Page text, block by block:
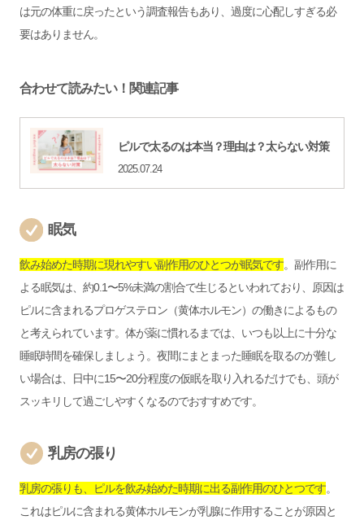
は元の体重に戻ったという調査報告もあり、過度に心配しすぎる必
要はありません。
合わせて読みたい！関連記事
ピルで太るのは本当？理由は？太らない対策
2025.07.24
眠気
飲み始めた時期に現れやすい副作用のひとつが眠気です。副作用に
よる眠気は、約0.1〜5%未満の割合で生じるといわれており、原因は
ピルに含まれるプロゲステロン（黄体ホルモン）の働きによるもの
と考えられています。体が薬に慣れるまでは、いつも以上に十分な
睡眠時間を確保しましょう。夜間にまとまった睡眠を取るのが難し
い場合は、日中に15〜20分程度の仮眠を取り入れるだけでも、頭が
スッキリして過ごしやすくなるのでおすすめです。
乳房の張り
乳房の張りも、ピルを飲み始めた時期に出る副作用のひとつです。
これはピルに含まれる黄体ホルモンが乳腺に作用することが原因と